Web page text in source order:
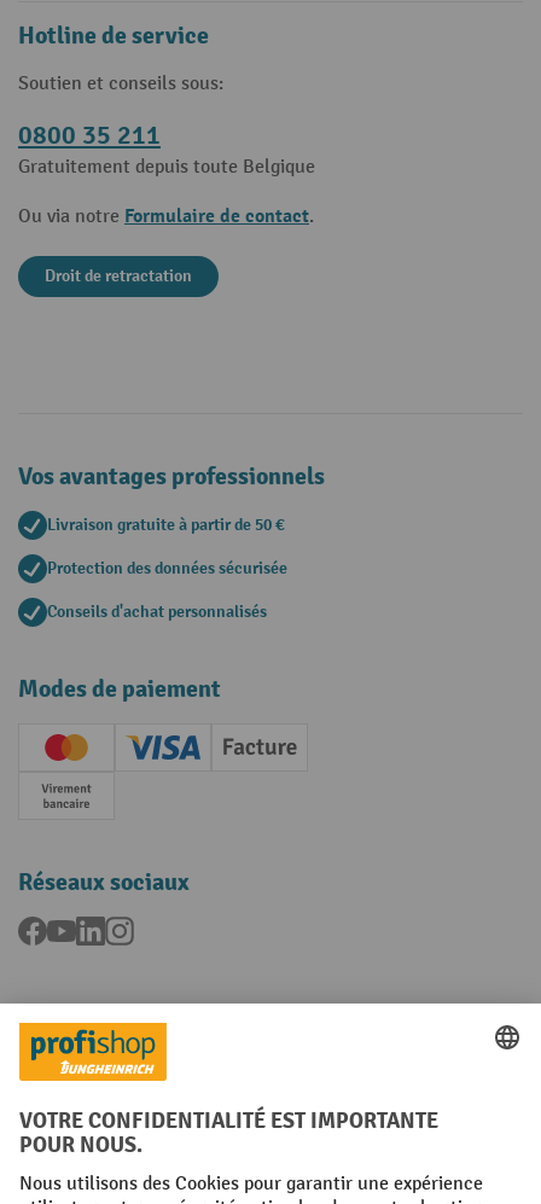
Hotline de service
Soutien et conseils sous:
0800 35 211
Gratuitement depuis toute Belgique
Ou via notre Formulaire de contact.
Droit de retractation
Vos avantages professionnels
Livraison gratuite à partir de 50 €
Protection des données sécurisée
Conseils d'achat personnalisés
Modes de paiement
Creditcard (Master)Creditcard (Visa)
Facture
Paiement anticipé
Réseaux sociaux
Facebook
YouTubeLinkedInInstagram
Langues
FR NL
Conditions générales Mentions légales